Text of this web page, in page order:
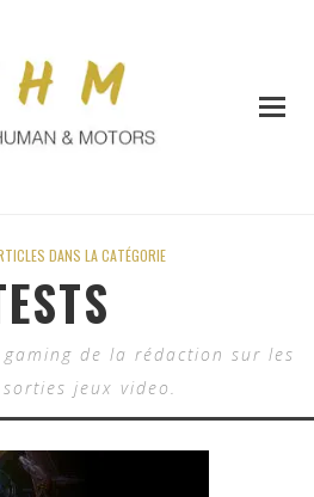
DANS LA CATÉGORIE
gaming de la rédaction sur les
jeux video.